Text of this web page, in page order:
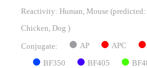
Reactivity: Human, Mouse (predicted:
Chicken, Dog )
Conjugate: AP APC
BF350 BF405